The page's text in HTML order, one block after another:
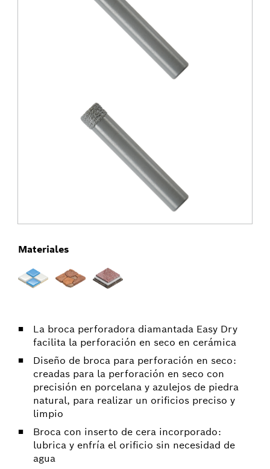
La broca perforadora diamantada Easy Dry
facilita la perforación en seco en cerámica
Diseño de broca para perforación en seco:
creadas para la perforación en seco con
precisión en porcelana y azulejos de piedra
natural, para realizar un orificios preciso y
limpio
Broca con inserto de cera incorporado:
lubrica y enfría el orificio sin necesidad de
agua
Materiales